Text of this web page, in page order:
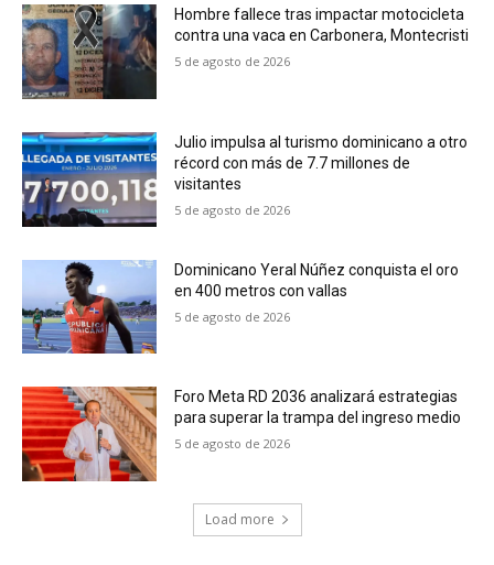
Hombre fallece tras impactar motocicleta
contra una vaca en Carbonera, Montecristi
5 de agosto de 2026
Julio impulsa al turismo dominicano a otro
récord con más de 7.7 millones de
visitantes
5 de agosto de 2026
Dominicano Yeral Núñez conquista el oro
en 400 metros con vallas
5 de agosto de 2026
Foro Meta RD 2036 analizará estrategias
para superar la trampa del ingreso medio
5 de agosto de 2026
Load more